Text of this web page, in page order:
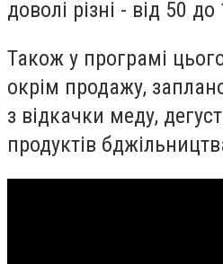
доволі різні - від 50
Також у програмі
окрім продажу,
з відкачки меду,
продуктів